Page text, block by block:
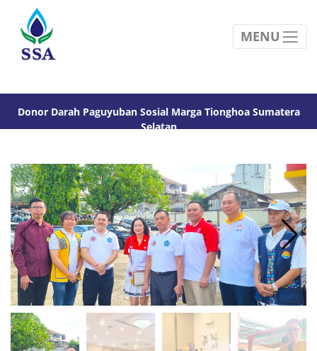
MENU
Donor Darah Paguyuban Sosial Marga Tionghoa Sumatera
Selatan